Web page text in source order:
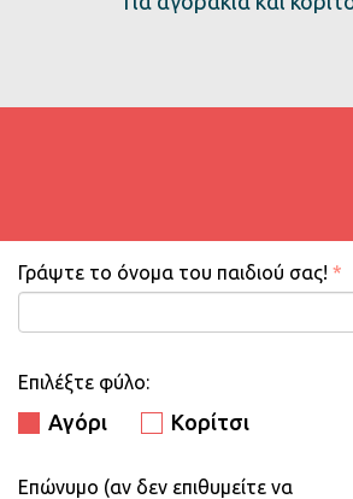
Γράψτε το όνομα του παιδιού σας! *
Επιλέξτε φύλο:
Αγόρι Κορίτσι
Επώνυμο (αν δεν επιθυμείτε να